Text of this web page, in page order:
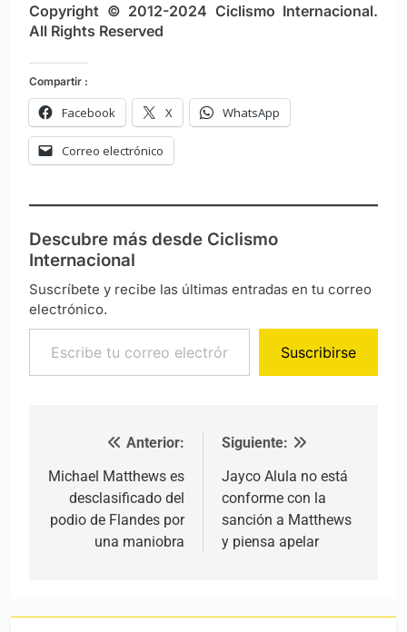
Copyright © 2012-2024 Ciclismo Internacional.
All Rights Reserved
Compartir :
Facebook X WhatsApp
Correo electrónico
Descubre más desde Ciclismo
Internacional
Suscríbete y recibe las últimas entradas en tu correo
electrónico.
Escribe tu correo electrónico…
Suscribirse
Navegación de entradas
Anterior:
Michael Matthews es
desclasificado del
podio de Flandes por
una maniobra
Siguiente:
Jayco Alula no está
conforme con la
sanción a Matthews
y piensa apelar